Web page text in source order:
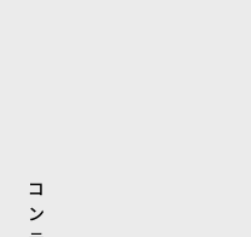
コ
ン